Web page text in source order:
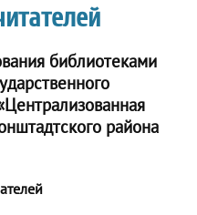
библиотеками
района